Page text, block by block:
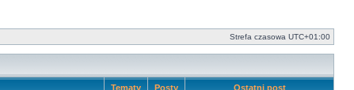
Strefa czasowa UTC+01:00
Tematy Posty Ostatni post